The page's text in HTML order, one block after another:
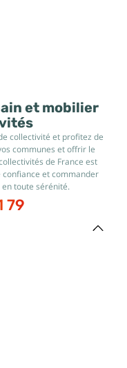
et mobilier
collectivité et profitez de
communes et offrir le
de France est
confiance et commander
toute sérénité.
79